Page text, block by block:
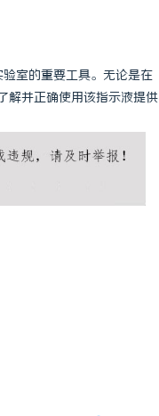
室的重要工具。无论是在
解并正确使用该指示液提供